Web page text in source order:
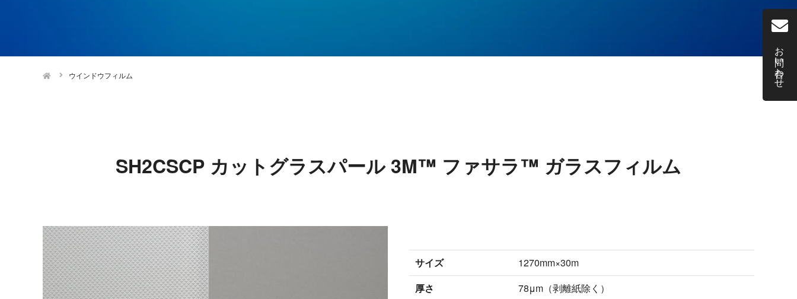
ウインドウフィルム
SH2CSCP カットグラスパール 3M™ ファサラ™ ガラスフィルム
サイズ
1270mm×30m
厚さ
78μm（剥離紙除く）
お問い合わせ